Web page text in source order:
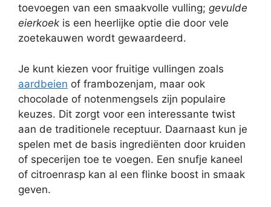
toevoegen van een smaakvolle vulling; gevulde
eierkoek is een heerlijke optie die door vele
zoetekauwen wordt gewaardeerd.
Je kunt kiezen voor fruitige vullingen zoals
aardbeien of frambozenjam, maar ook
chocolade of notenmengsels zijn populaire
keuzes. Dit zorgt voor een interessante twist
aan de traditionele receptuur. Daarnaast kun je
spelen met de basis ingrediënten door kruiden
of specerijen toe te voegen. Een snufje kaneel
of citroenrasp kan al een flinke boost in smaak
geven.